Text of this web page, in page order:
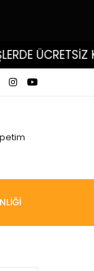
ÜCRETSİZ